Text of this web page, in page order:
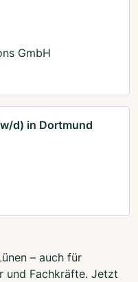
GmbH
d) in Dortmund
– auch für
und Fachkräfte. Jetzt